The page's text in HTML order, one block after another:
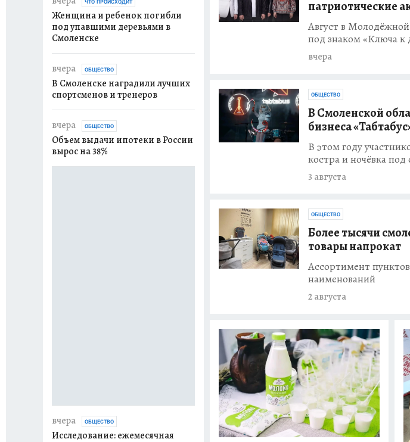
патриотические
Август в
под знаком «Ключа к
вчера
ОБЩЕСТВО
В Смоленской
бизнеса
В этом году
костра и ночёвка
3 августа
ОБЩЕСТВО
Более тысячи
товары напрокат
Ассортимент
наименований
2 августа
ЧТО ПРОИСХОДИТ
Женщина и ребенок погибли
под упавшими деревьями в
Смоленске
вчера ОБЩЕСТВО
В Смоленске наградили лучших
спортсменов и тренеров
вчера ОБЩЕСТВО
Объем выдачи ипотеки в России
вырос на 38%
вчера ОБЩЕСТВО
Исследование: ежемесячная
ОБЩЕСТВО
Более 150 смоленских компаний
вошли в каталог «Сделано в
патрулируют с помощью
беспилотников
ОБЩЕСТВО
В Смоленске из-за ремонта
теплосетей изменится схема
8 августа на площади Ленина в
Смоленске выступят Буйнов,
Майданов и Саруханов
2 дня назад
четыре сим-карты на клиента
2 дня назад ОБЩЕСТВО
За сутки в Смоленской области
горели торф, строения и
автомобили, в ДТП пострадал
мужчина